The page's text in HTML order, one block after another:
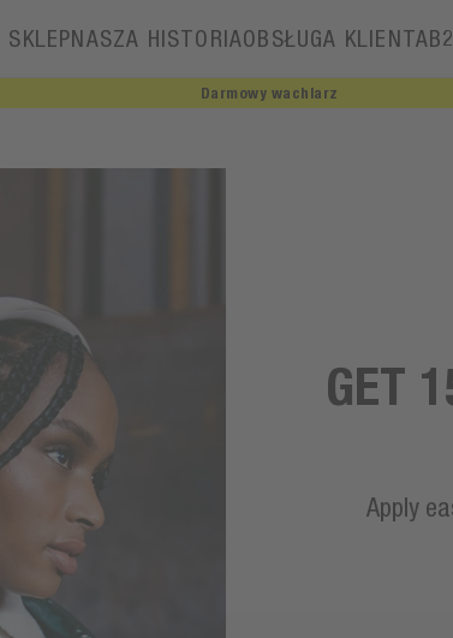
SKLEPNASZA HISTORIAOBSŁUGA KLIENTA
Darmowy wachlarz
GET
Apply